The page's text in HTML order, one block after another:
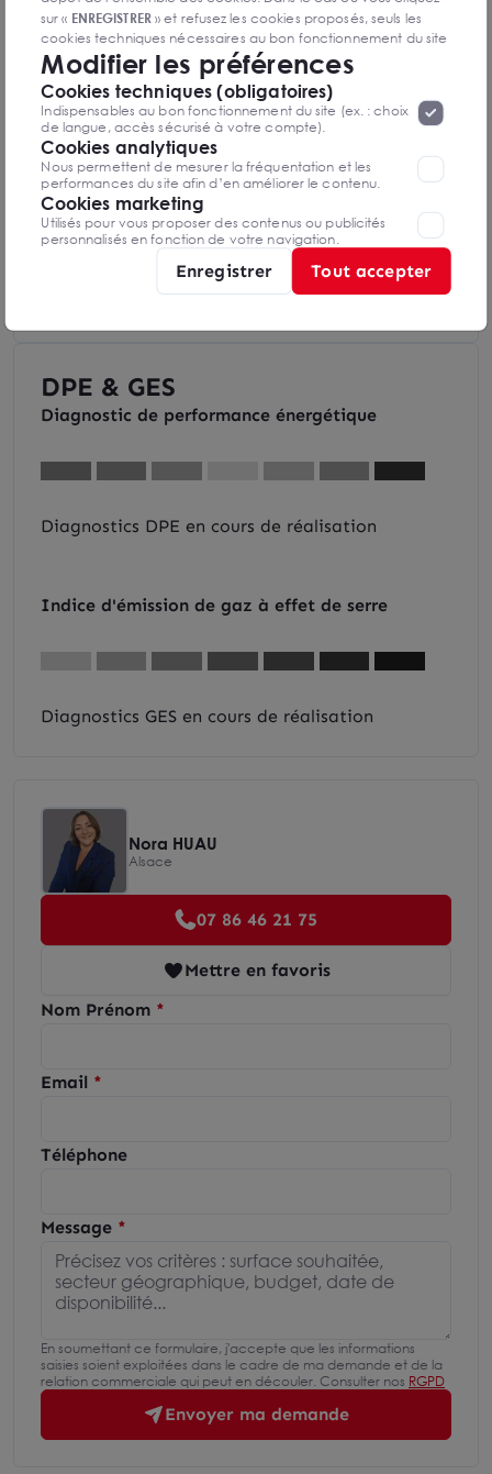
Aéroport International de Strasbourg -
Entzheim à 7 minutes
Bus.
Accessibilité : Bus, Tramway, RER, Train
DPE & GES
Diagnostic de performance énergétique
Diagnostics DPE en cours de réalisation
Indice d'émission de gaz à effet de serre
Diagnostics GES en cours de réalisation
Nora HUAU
Alsace
07 86 46 21 75
Mettre en favoris
Nom Prénom
Email
Téléphone
Message
En soumettant ce formulaire, j'accepte que les informations
saisies soient exploitées dans le cadre de ma demande et de la
relation commerciale qui peut en découler. Consulter nos RGPD
Envoyer ma demande
sur « ENREGISTRER» et refusez les cookies proposés, seuls les
cookies techniques nécessaires au bon fonctionnement du site
seront déposés. Pour plus d’informations, vous pouvez consulter
la page«Protection des données à caractère
personnel ».Lorsque vous naviguez sur notre site internet, il
peut être amenée à déposer des cookies. Vous avez la
possibilité de désactiver les cookies, ces réglages ne seront
valables que sur le navigateur que vous utilisez actuellement
Modifier les préférences
Cookies techniques (obligatoires)
Indispensables au bon fonctionnement du site (ex. : choix
de langue, accès sécurisé à votre compte).
Cookies analytiques
Nous permettent de mesurer la fréquentation et les
performances du site afin d’en améliorer le contenu.
Cookies marketing
Utilisés pour vous proposer des contenus ou publicités
personnalisés en fonction de votre navigation.
Enregistrer Tout accepter